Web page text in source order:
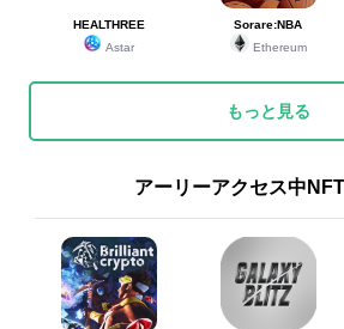
HEALTHREE
Astar
Sorare:NBA
Ethereum
もっと見る
アーリーアクセス中